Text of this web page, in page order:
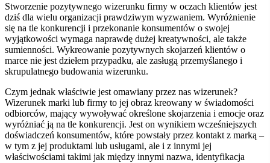
Stworzenie pozytywnego wizerunku firmy w oczach klientów jest
dziś dla wielu organizacji prawdziwym wyzwaniem. Wyróżnienie
się na tle konkurencji i przekonanie konsumentów o swojej
wyjątkowości wymaga naprawdę dużej kreatywności, ale także
sumienności. Wykreowanie pozytywnych skojarzeń klientów o
marce nie jest dziełem przypadku, ale zasługą przemyślanego i
skrupulatnego budowania wizerunku.
Czym jednak właściwie jest omawiany przez nas wizerunek?
Wizerunek marki lub firmy to jej obraz kreowany w świadomości
odbiorców, mający wywoływać określone skojarzenia i emocje oraz
wyróżniać ją na tle konkurencji. Jest on wynikiem wcześniejszych
doświadczeń konsumentów, które powstały przez kontakt z marką –
w tym z jej produktami lub usługami, ale i z innymi jej
właściwościami takimi jak między innymi nazwa, identyfikacja